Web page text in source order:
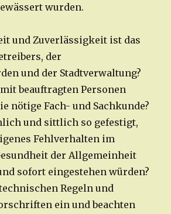
wurden.
und Zuverlässigkeit ist das
der
und der Stadtverwaltung?
beauftragten Personen
nötige Fach- und Sachkunde?
und sittlich so gefestigt,
Fehlverhalten im
der Allgemeinheit
sofort eingestehen würden?
Regeln und
ein und beachten